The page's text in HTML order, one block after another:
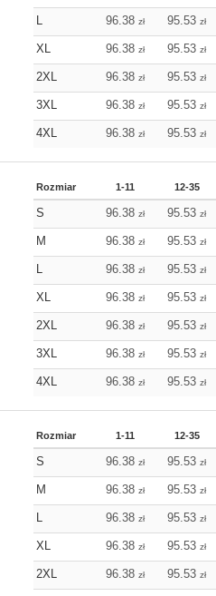
L 96.38 zł 95.53zł
XL 96.38 zł 95.53zł
2XL 96.38 zł 95.53zł
3XL 96.38 zł 95.53zł
4XL 96.38 zł 95.53zł
Rozmiar 1-11 12-35
S 96.38 zł 95.53zł
M 96.38 zł 95.53zł
L 96.38 zł 95.53zł
XL 96.38 zł 95.53zł
2XL 96.38 zł 95.53zł
3XL 96.38 zł 95.53zł
4XL 96.38 zł 95.53zł
Rozmiar 1-11 12-35
S 96.38 zł 95.53zł
M 96.38 zł 95.53zł
L 96.38 zł 95.53zł
XL 96.38 zł 95.53zł
2XL 96.38 zł 95.53zł